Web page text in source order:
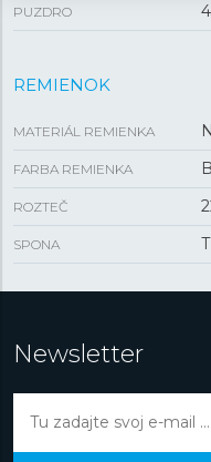
PUZDRO
REMIENOK
MATERIÁL REMIENKA
FARBA REMIENKA
ROZTEČ
SPONA
Newsletter